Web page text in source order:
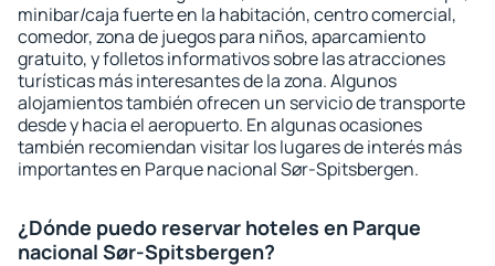
minibar/caja fuerte en la habitación, centro comercial,
comedor, zona de juegos para niños, aparcamiento
gratuito, y folletos informativos sobre las atracciones
turísticas más interesantes de la zona. Algunos
alojamientos también ofrecen un servicio de transporte
desde y hacia el aeropuerto. En algunas ocasiones
también recomiendan visitar los lugares de interés más
importantes en Parque nacional Sør-Spitsbergen.
¿Dónde puedo reservar hoteles en Parque
nacional Sør-Spitsbergen?